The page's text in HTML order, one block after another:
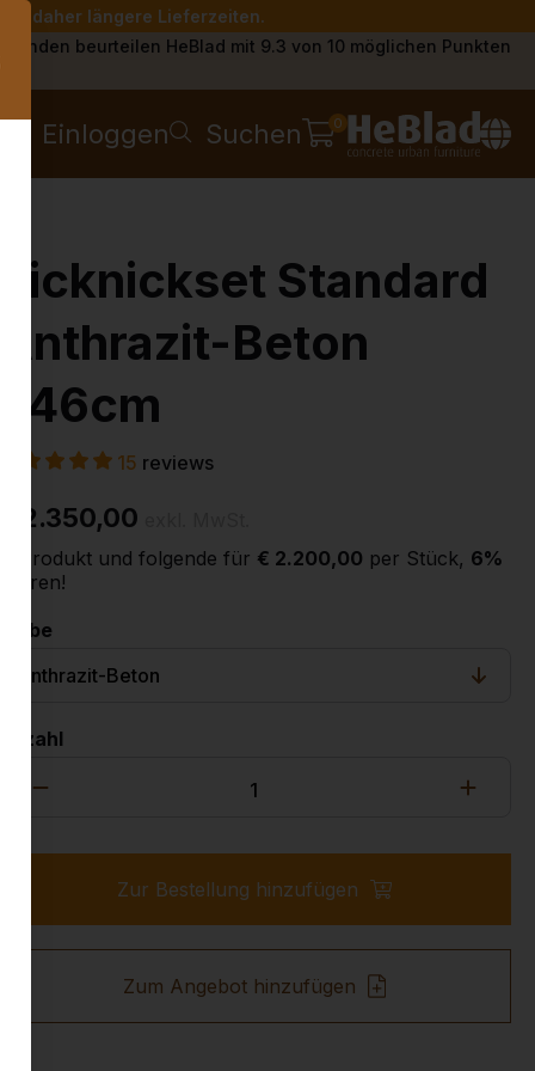
daher längere Lieferzeiten.
Kunden beurteilen HeBlad mit 9.3 von 10 möglichen Punkten
Einloggen Suchen 0
Picknickset Standard
Anthrazit-Beton
246cm
15 reviews
€ 2.350,00
2. Produkt und folgende für € 2.200,00 per Stück, 6%
sparen!
Farbe
Anzahl
Zur Bestellung hinzufügen
Zum Angebot hinzufügen